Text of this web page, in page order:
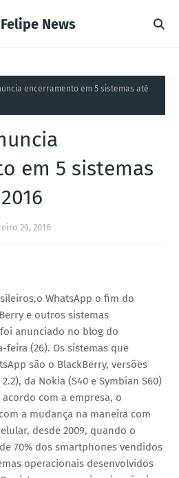
News
encerramento em 5 sistemas até
em 5 sistemas
29, 2016
WhatsApp o fim do
e outros sistemas
anunciado no blog do
(26). Os sistemas que
são o BlackBerry, versões
da Nokia (S40 e Symbian S60)
acordo com a empresa, o
a mudança na maneira com
desde 2009, quando o
70% dos smartphones vendidos
operacionais desenvolvidos